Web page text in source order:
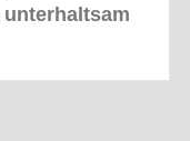
unterhaltsam